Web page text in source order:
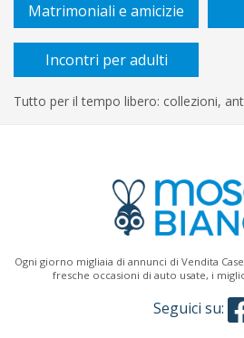
Matrimoniali e amicizie
Incontri per adulti
Tutto per il tempo libero: collezioni,
Ogni giorno migliaia di annunci di Vendita
fresche occasioni di auto usate, i
Seguici su: